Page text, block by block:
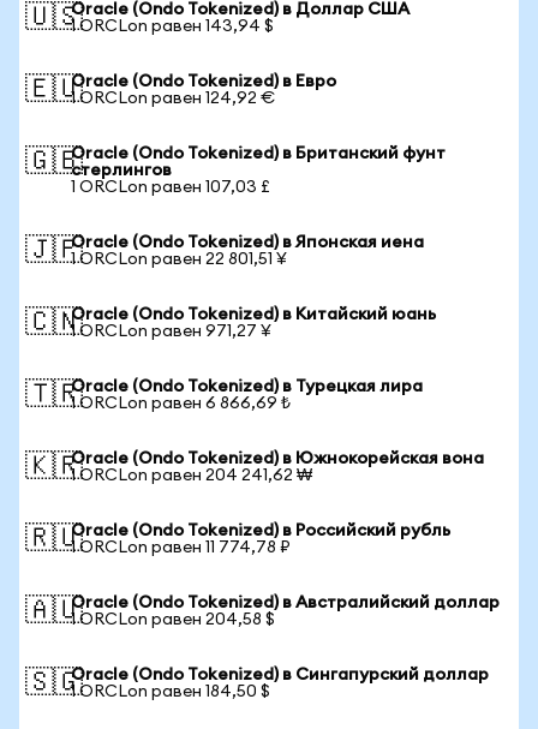
🇺🇸Oracle (Ondo Tokenized) в Доллар США
1 ORCLon равен 143,94 $
🇪🇺Oracle (Ondo Tokenized) в Евро
1 ORCLon равен 124,92 €
🇬🇧Oracle (Ondo Tokenized) в Британский фунт
стерлингов
1 ORCLon равен 107,03 £
🇯🇵Oracle (Ondo Tokenized) в Японская иена
1 ORCLon равен 22 801,51 ¥
🇨🇳Oracle (Ondo Tokenized) в Китайский юань
1 ORCLon равен 971,27 ¥
🇹🇷Oracle (Ondo Tokenized) в Турецкая лира
1 ORCLon равен 6 866,69 ₺
🇰🇷Oracle (Ondo Tokenized) в Южнокорейская вона
1 ORCLon равен 204 241,62 ₩
🇷🇺Oracle (Ondo Tokenized) в Российский рубль
1 ORCLon равен 11 774,78 ₽
🇦🇺Oracle (Ondo Tokenized) в Австралийский доллар
1 ORCLon равен 204,58 $
🇸🇬Oracle (Ondo Tokenized) в Сингапурский доллар
1 ORCLon равен 184,50 $